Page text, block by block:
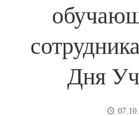
Дня